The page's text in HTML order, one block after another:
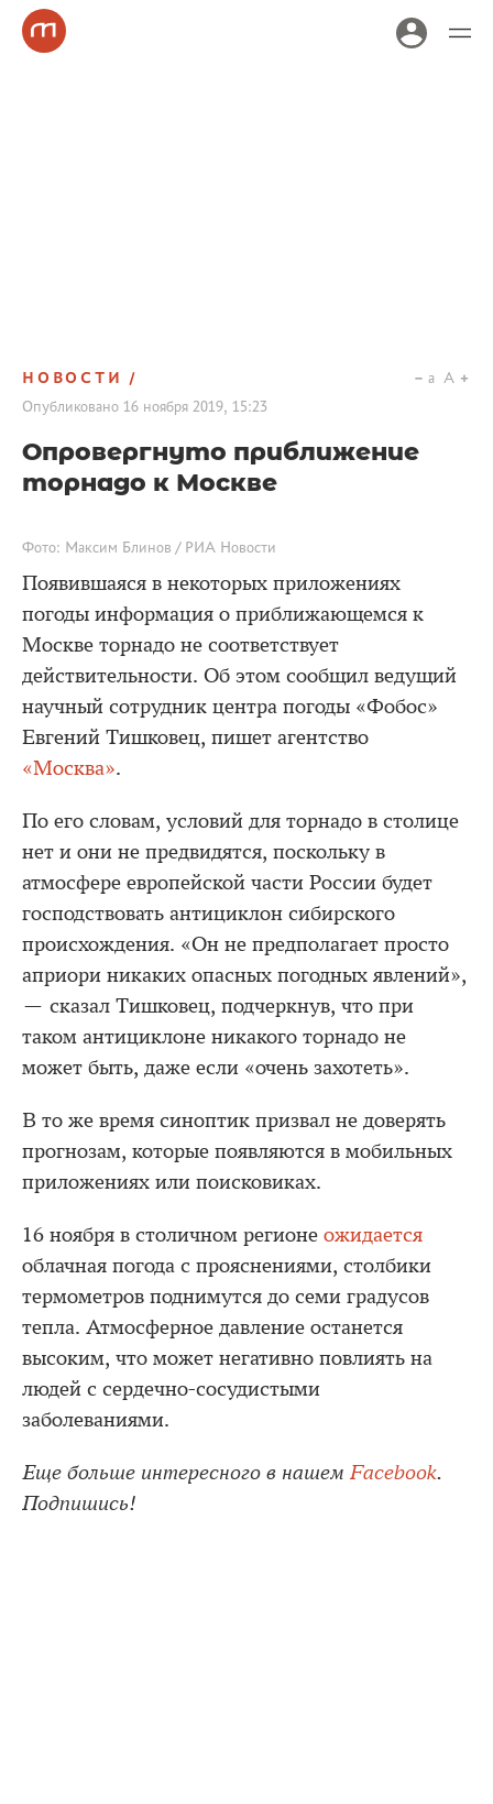
НОВОСТИ
Опубликовано 16 ноября 2019, 15:23
a A
Опровергнуто приближение
торнадо к Москве
Фото: Максим Блинов / РИА Новости
Появившаяся в некоторых приложениях
погоды информация о приближающемся к
Москве торнадо не соответствует
действительности. Об этом сообщил ведущий
научный сотрудник центра погоды «Фобос»
Евгений Тишковец, пишет агентство
«Москва».
По его словам, условий для торнадо в столице
нет и они не предвидятся, поскольку в
атмосфере европейской части России будет
господствовать антициклон сибирского
происхождения. «Он не предполагает просто
априори никаких опасных погодных явлений»,
— сказал Тишковец, подчеркнув, что при
таком антициклоне никакого торнадо не
может быть, даже если «очень захотеть».
В то же время синоптик призвал не доверять
прогнозам, которые появляются в мобильных
приложениях или поисковиках.
16 ноября в столичном регионе ожидается
облачная погода с прояснениями, столбики
термометров поднимутся до семи градусов
тепла. Атмосферное давление останется
высоким, что может негативно повлиять на
людей с сердечно-сосудистыми
заболеваниями.
Еще больше интересного в нашем Facebook.
Подпишись!